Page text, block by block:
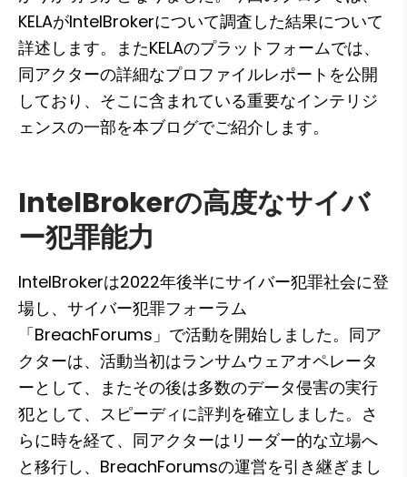
KELAがIntelBrokerについて調査した結果について
詳述します。またKELAのプラットフォームでは、
同アクターの詳細なプロファイルレポートを公開
しており、そこに含まれている重要なインテリジ
ェンスの一部を本ブログでご紹介します。
IntelBrokerの高度なサイバ
ー犯罪能力
IntelBrokerは2022年後半にサイバー犯罪社会に登
場し、サイバー犯罪フォーラム
「BreachForums」で活動を開始しました。同ア
クターは、活動当初はランサムウェアオペレータ
ーとして、またその後は多数のデータ侵害の実行
犯として、スピーディに評判を確立しました。さ
らに時を経て、同アクターはリーダー的な立場へ
と移行し、BreachForumsの運営を引き継ぎまし